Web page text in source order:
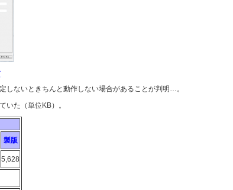
しないときちんと動作しない場合があることが判明…。
いた（単位KB）。
製版
5,628